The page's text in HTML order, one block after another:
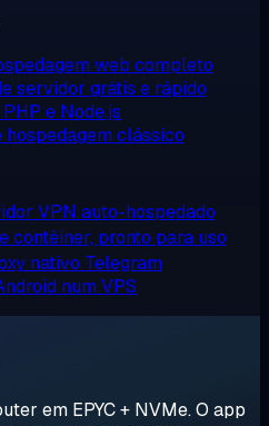
web completo
servidor grátis e rápido
e Node.js
hospedagem clássico
VPN auto-hospedado
contêiner, pronto para uso
nativo Telegram
num VPS
em EPYC + NVMe. O app